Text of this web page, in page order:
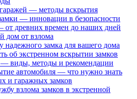
— методы вскрытия
— инновации в безопасности
от древних времен до наших дней
дом от взлома
надежного замка для вашего дома
об экстренном вскрытии замков
— виды, методы и рекомендации
автомобиля — что нужно знать
и гаражных замков
взлома замков в экстренной